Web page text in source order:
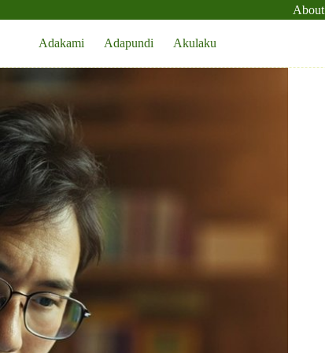
About
Adakami Adapundi Akulaku